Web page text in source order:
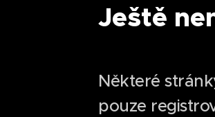
Ještě
Některé
pouze